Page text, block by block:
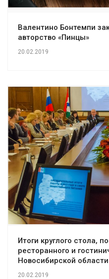
Валентино Бонтемпи
авторство «Пинцы»
20.02.2019
Итоги круглого стола,
ресторанного и
Новосибирской области
20.02.2019